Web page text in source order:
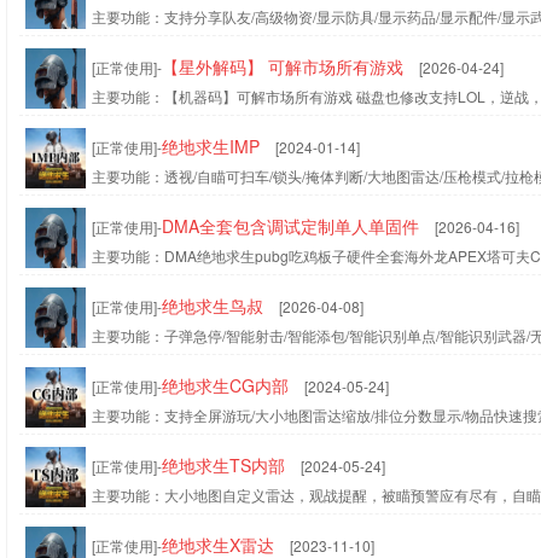
主要功能：支持分享队友/高级物资/显示防具/显示药品/显示配件/显示
[正常使用]- 【星外解码】 可解市场所有游戏
[2026-04-24]
主要功能：【机器码】可解市场所有游戏 磁盘也修改支持LOL，逆战
[正常使用]-绝地求生IMP
[2024-01-14]
主要功能：透视/自瞄可扫车/锁头/掩体判断/大地图雷达/压枪模式/拉
[正常使用]-DMA全套包含调试定制单人单固件
[2026-04-16]
主要功能：DMA绝地求生pubg吃鸡板子硬件全套海外龙APEX塔可夫
[正常使用]-绝地求生鸟叔
[2026-04-08]
主要功能：子弹急停/智能射击/智能添包/智能识别单点/智能识别武器/
[正常使用]-绝地求生CG内部
[2024-05-24]
主要功能：支持全屏游玩/大小地图雷达缩放/排位分数显示/物品快速
[正常使用]-绝地求生TS内部
[2024-05-24]
主要功能：大小地图自定义雷达，观战提醒，被瞄预警应有尽有，自
[正常使用]-绝地求生X雷达
[2023-11-10]